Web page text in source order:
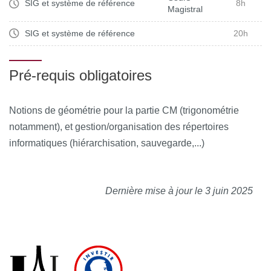
compétences dans le cadre de projets personnels ou de
stages futurs
SIG et système de référence
Magistral
8h
SIG et système de référence 20h
Pré-requis obligatoires
Notions de géométrie pour la partie CM (trigonométrie
notamment), et gestion/organisation des répertoires
informatiques (hiérarchisation, sauvegarde,...)
Dernière mise à jour le 3 juin 2025